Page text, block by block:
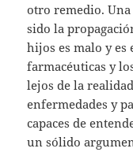
otro remedio.
sido la
hijos es malo y es
farmacéuticas y
lejos de la
enfermedades y
capaces de
un sólido